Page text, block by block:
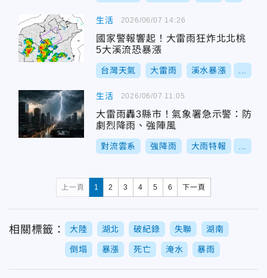
生活
國家警報響起！大雷雨狂炸北北桃
5大溪流恐暴漲
台灣天氣 大雷雨 溪水暴漲
2026/06/07 14:26
生活
大雷雨轟3縣市！氣象署急示警：防
劇烈降雨、強陣風
對流雲系 強降雨 大雨特報
2026/06/07 11:05
上一頁 1 2 3 4 5 6 下一頁
相關標籤： 大陸 湖北 破紀錄 失聯 湖南
倒塌 暴漲 死亡 淹水 暴雨